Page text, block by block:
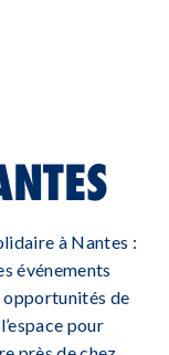
à Nantes :
événements
opportunités de
pour